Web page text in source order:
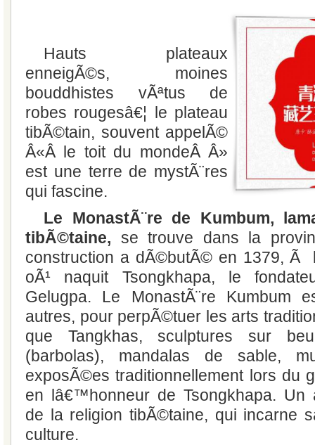
Hauts plateaux
enneigÃ©s, moines
bouddhistes vÃªtus de
robes rougesâ€¦ le plateau
tibÃ©tain, souvent appelÃ©
Â«Â le toit du mondeÂ Â»
est une terre de mystÃ¨res
qui fascine.
Le MonastÃ¨re de Kumbum,
tibÃ©taine, se trouve dans la
construction a dÃ©butÃ© en 1379, Ã
oÃ¹ naquit Tsongkhapa, le
Gelugpa. Le MonastÃ¨re Kumbum
autres, pour perpÃ©tuer les arts
que Tangkhas, sculptures sur
(barbolas), mandalas de sable,
exposÃ©es traditionnellement lors du
en lâ€™honneur de Tsongkhapa. Un
de la religion tibÃ©taine, qui incarne
culture.